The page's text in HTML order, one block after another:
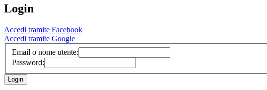
Login
Accedi tramite Facebook
Accedi tramite Google
Email o nome utente:
Password: